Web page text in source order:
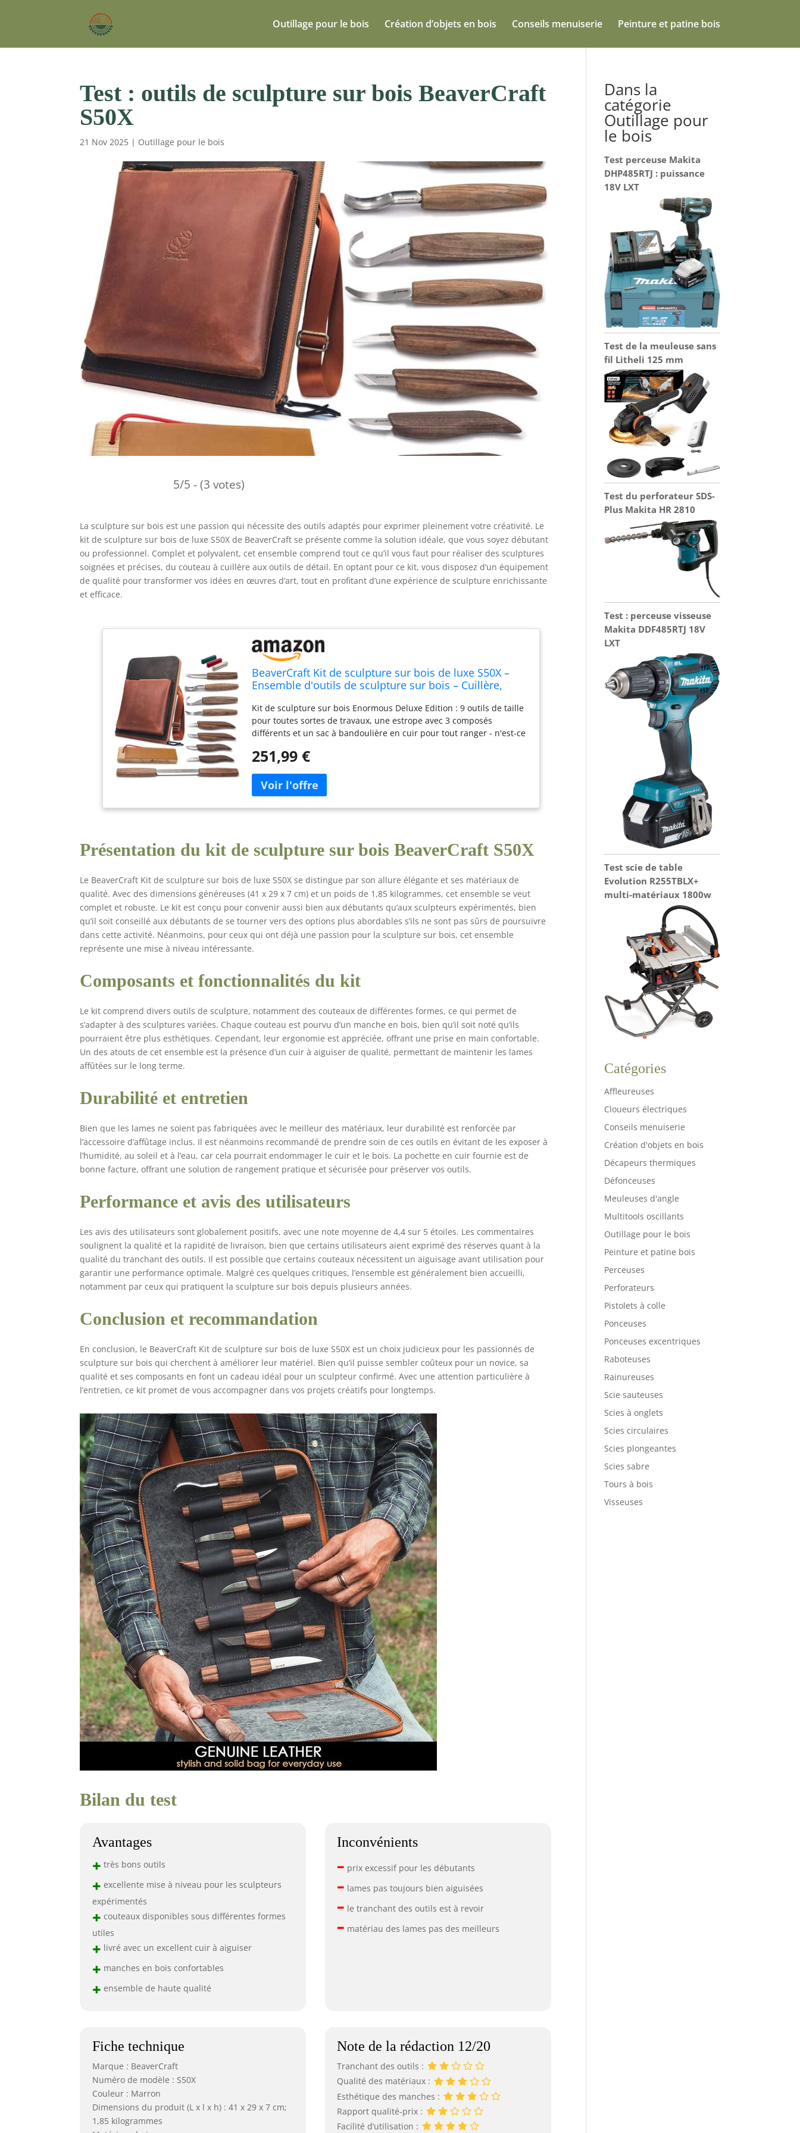
Outillage pour le bois Création d’objets en bois Conseils menuiserie Peinture et patine bois
Test : outils de sculpture sur bois BeaverCraft
S50X
21 Nov 2025 | Outillage pour le bois
5/5 - (3 votes)
La sculpture sur bois est une passion qui nécessite des outils adaptés pour exprimer pleinement votre créativité. Le
kit de sculpture sur bois de luxe S50X de BeaverCraft se présente comme la solution idéale, que vous soyez débutant
ou professionnel. Complet et polyvalent, cet ensemble comprend tout ce qu’il vous faut pour réaliser des sculptures
soignées et précises, du couteau à cuillère aux outils de détail. En optant pour ce kit, vous disposez d’un équipement
de qualité pour transformer vos idées en œuvres d’art, tout en profitant d’une expérience de sculpture enrichissante
et efficace.
BeaverCraft Kit de sculpture sur bois de luxe S50X –
Ensemble d'outils de sculpture sur bois – Cuillère,
pour débutants et professionnels
Kit de sculpture sur bois Enormous Deluxe Edition : 9 outils de taille
pour toutes sortes de travaux, une estrope avec 3 composés
différents et un sac à bandoulière en cuir pour tout ranger - n'est-ce
tourné : offrez-vous un confort et une élégance supplémentaires
vous laisser indifférent. Whittling Kit Organiseur en cuir véritable :
tous les outils sont livrés dans une pochette confortable en cuir
véritable qui peut être portée comme un sac à bandoulière pour que
cisaillement de poche double face et trois composés de grains
différents pour garder vos outils tranchants, lisses et brillants !
ici avec un tout nouveau concept de kit de sculpture sur bois d'une
qualité exceptionnelle en provenance du plus grand pays européen
qu'est l'Ukraine.
251,99 €
Présentation du kit de sculpture sur bois BeaverCraft S50X
Le BeaverCraft Kit de sculpture sur bois de luxe S50X se distingue par son allure élégante et ses matériaux de
qualité. Avec des dimensions généreuses (41 x 29 x 7 cm) et un poids de 1,85 kilogrammes, cet ensemble se veut
complet et robuste. Le kit est conçu pour convenir aussi bien aux débutants qu’aux sculpteurs expérimentés, bien
qu’il soit conseillé aux débutants de se tourner vers des options plus abordables s’ils ne sont pas sûrs de poursuivre
dans cette activité. Néanmoins, pour ceux qui ont déjà une passion pour la sculpture sur bois, cet ensemble
représente une mise à niveau intéressante.
Composants et fonctionnalités du kit
Le kit comprend divers outils de sculpture, notamment des couteaux de différentes formes, ce qui permet de
s’adapter à des sculptures variées. Chaque couteau est pourvu d’un manche en bois, bien qu’il soit noté qu’ils
pourraient être plus esthétiques. Cependant, leur ergonomie est appréciée, offrant une prise en main confortable.
Un des atouts de cet ensemble est la présence d’un cuir à aiguiser de qualité, permettant de maintenir les lames
affûtées sur le long terme.
Durabilité et entretien
Bien que les lames ne soient pas fabriquées avec le meilleur des matériaux, leur durabilité est renforcée par
l’accessoire d’affûtage inclus. Il est néanmoins recommandé de prendre soin de ces outils en évitant de les exposer à
l’humidité, au soleil et à l’eau, car cela pourrait endommager le cuir et le bois. La pochette en cuir fournie est de
bonne facture, offrant une solution de rangement pratique et sécurisée pour préserver vos outils.
Performance et avis des utilisateurs
Les avis des utilisateurs sont globalement positifs, avec une note moyenne de 4,4 sur 5 étoiles. Les commentaires
soulignent la qualité et la rapidité de livraison, bien que certains utilisateurs aient exprimé des réserves quant à la
qualité du tranchant des outils. Il est possible que certains couteaux nécessitent un aiguisage avant utilisation pour
garantir une performance optimale. Malgré ces quelques critiques, l’ensemble est généralement bien accueilli,
notamment par ceux qui pratiquent la sculpture sur bois depuis plusieurs années.
Conclusion et recommandation
En conclusion, le BeaverCraft Kit de sculpture sur bois de luxe S50X est un choix judicieux pour les passionnés de
sculpture sur bois qui cherchent à améliorer leur matériel. Bien qu’il puisse sembler coûteux pour un novice, sa
qualité et ses composants en font un cadeau idéal pour un sculpteur confirmé. Avec une attention particulière à
l’entretien, ce kit promet de vous accompagner dans vos projets créatifs pour longtemps.
Bilan du test
Avantages
+ très bons outils
+ excellente mise à niveau pour les sculpteurs
expérimentés
+ couteaux disponibles sous différentes formes
utiles
+ livré avec un excellent cuir à aiguiser
+ manches en bois confortables
+ ensemble de haute qualité
Inconvénients
– prix excessif pour les débutants
– lames pas toujours bien aiguisées
– le tranchant des outils est à revoir
– matériau des lames pas des meilleurs
Fiche technique
Marque : BeaverCraft
Numéro de modèle : S50X
Couleur : Marron
Dimensions du produit (L x l x h) : 41 x 29 x 7 cm;
1,85 kilogrammes
Note de la rédaction 12/20
Tranchant des outils :
Qualité des matériaux :
Esthétique des manches :
Rapport qualité-prix :
Facilité d’utilisation :
Dans la
catégorie
Outillage pour
le bois
Test perceuse Makita
DHP485RTJ : puissance
18V LXT
Test de la meuleuse sans
fil Litheli 125 mm
Test du perforateur SDS-
Plus Makita HR 2810
Test : perceuse visseuse
Makita DDF485RTJ 18V
LXT
Test scie de table
Evolution R255TBLX+
multi-matériaux 1800w
Catégories
Affleureuses
Cloueurs électriques
Conseils menuiserie
Création d'objets en bois
Décapeurs thermiques
Défonceuses
Meuleuses d'angle
Multitools oscillants
Outillage pour le bois
Peinture et patine bois
Perceuses
Perforateurs
Pistolets à colle
Ponceuses
Ponceuses excentriques
Raboteuses
Rainureuses
Scie sauteuses
Scies à onglets
Scies circulaires
Scies plongeantes
Scies sabre
Tours à bois
Visseuses